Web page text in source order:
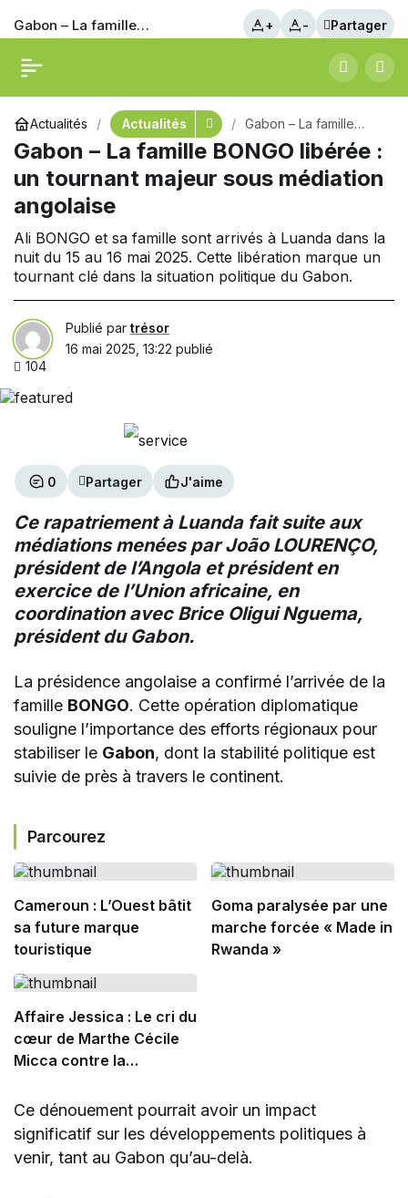
Actualités Actualités
Gabon – La famille
BONGO libérée : un
tournant majeur sous
médiation angolaise
Gabon – La famille BONGO libérée :
un tournant majeur sous médiation
angolaise
Ali BONGO et sa famille sont arrivés à Luanda dans la
nuit du 15 au 16 mai 2025. Cette libération marque un
tournant clé dans la situation politique du Gabon.
Publié par trésor
16 mai 2025, 13:22 publié
104
0 Partager J'aime
Ce rapatriement à Luanda fait suite aux
médiations menées par João LOURENÇO,
président de l’Angola et président en
exercice de l’Union africaine, en
coordination avec Brice Oligui Nguema,
président du Gabon.
La présidence angolaise a confirmé l’arrivée de la
famille BONGO. Cette opération diplomatique
souligne l’importance des efforts régionaux pour
stabiliser le Gabon, dont la stabilité politique est
suivie de près à travers le continent.
Parcourez
Cameroun : L’Ouest bâtit
sa future marque
touristique
Goma paralysée par une
marche forcée « Made in
Rwanda »
Affaire Jessica : Le cri du
cœur de Marthe Cécile
Micca contre la
femme
Ce dénouement pourrait avoir un impact
significatif sur les développements politiques à
venir, tant au Gabon qu’au-delà.
Gabon – La famille
BONGO libérée : un
tournant majeur sous
médiation angolaise
+ - Partager